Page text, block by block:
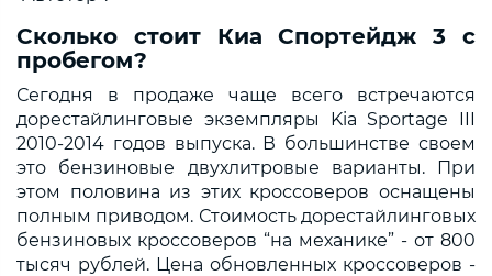
Сколько стоит Киа Спортейдж 3 с
пробегом?
Сегодня в продаже чаще всего встречаются
дорестайлинговые экземпляры Kia Sportage III
2010-2014 годов выпуска. В большинстве своем
это бензиновые двухлитровые варианты. При
этом половина из этих кроссоверов оснащены
полным приводом. Стоимость дорестайлинговых
бензиновых кроссоверов “на механике” - от 800
тысяч рублей. Цена обновленных кроссоверов -